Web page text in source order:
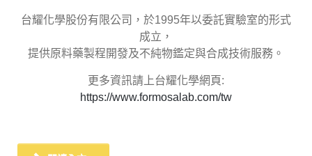
台耀化學股份有限公司，於1995年以委託實驗室的形式
成立，
提供原料藥製程開發及不純物鑑定與合成技術服務。
更多資訊請上台耀化學網頁:
https://www.formosalab.com/tw